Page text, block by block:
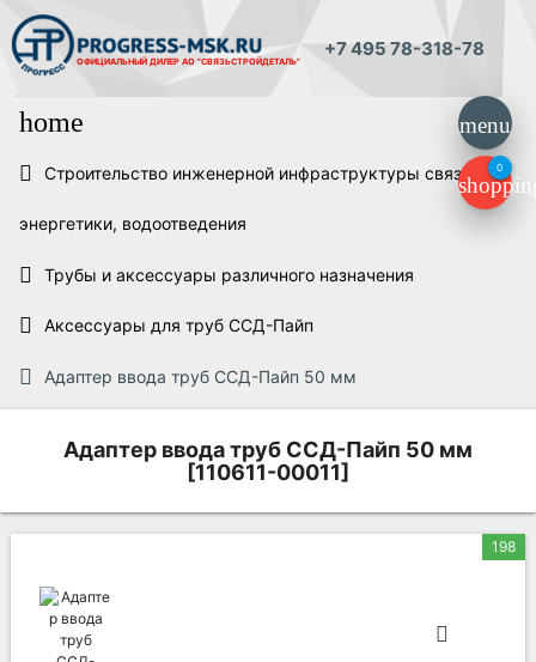
ОФИЦИАЛЬНЫЙ ДИЛЕР АО "СВЯЗЬСТРОЙДЕТАЛЬ"
+7 495 78-318-78
menu
0
home
Строительство инженерной инфраструктуры связи,
энергетики, водоотведения
Трубы и аксессуары различного назначения
Аксессуары для труб ССД-Пайп
Адаптер ввода труб ССД-Пайп 50 мм
Адаптер ввода труб ССД-Пайп 50 мм
[110611-00011]
198